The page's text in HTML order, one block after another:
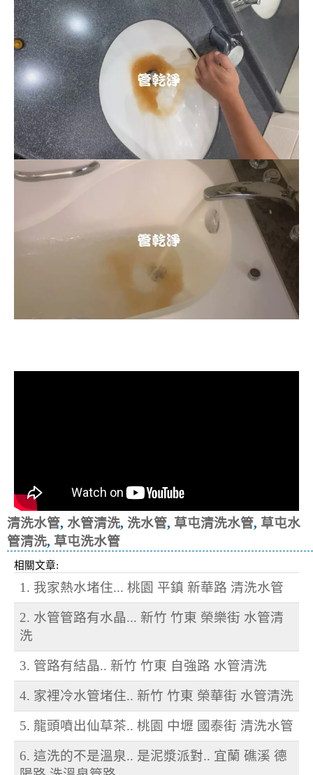
清洗水管, 水管清洗, 洗水管, 草屯清洗水管, 草屯水
管清洗, 草屯洗水管
相關文章:
1. 我家熱水堵住... 桃園 平鎮 新華路 清洗水管
2. 水管管路有水晶... 新竹 竹東 榮樂街 水管清
洗
3. 管路有結晶.. 新竹 竹東 自強路 水管清洗
4. 家裡冷水管堵住.. 新竹 竹東 榮華街 水管清洗
5. 龍頭噴出仙草茶.. 桃園 中壢 國泰街 清洗水管
6. 這洗的不是溫泉.. 是泥漿派對.. 宜蘭 礁溪 德